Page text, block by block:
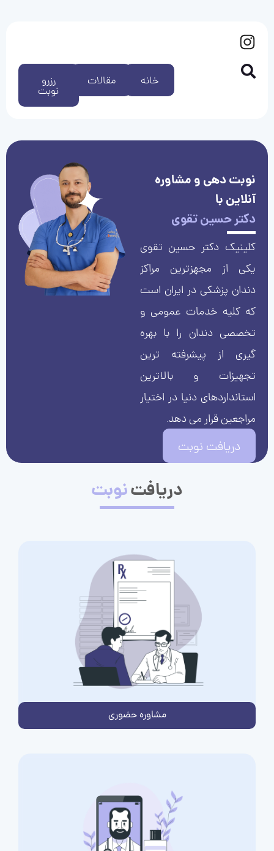
رزرو
نوبت
مقالات خانه
نوبت دهی و مشاوره
آنلاین با
دکتر حسین تقوی
کلینیک دکتر حسین تقوی
یکی از مجهزترین مراکز
دندان پزشکی در ایران است
که کلیه خدمات عمومی و
تخصصی دندان را با بهره
گیری از پیشرفته ترین
تجهیزات و بالاترین
استانداردهای دنیا در اختیار
مراجعین قرار می دهد.
دریافت نوبت
دریافتنوبت
مشاوره حضوری